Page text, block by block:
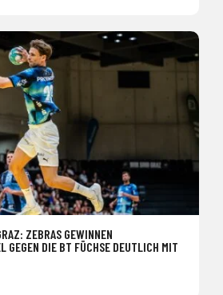
ZEBRAS GEWINNEN
GEGEN DIE BT FÜCHSE DEUTLICH MIT